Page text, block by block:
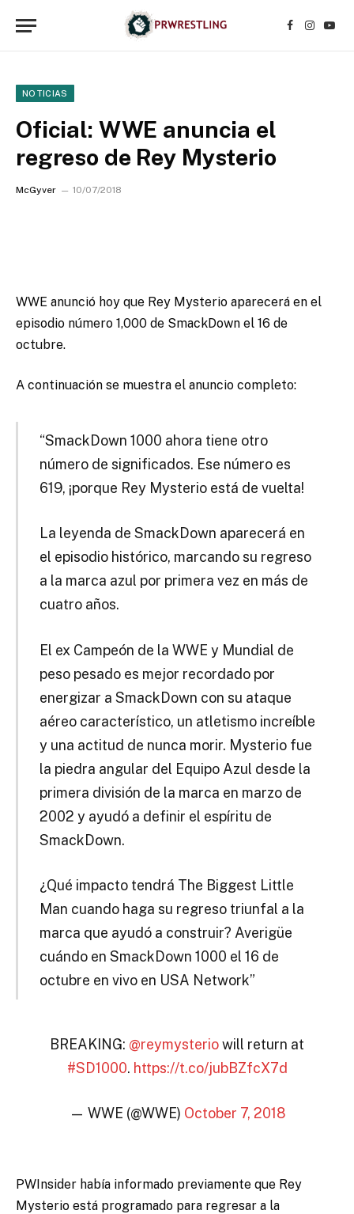
Facebook
NOTICIAS
Oficial: WWE anuncia el
regreso de Rey Mysterio
McGyver 10/07/2018
WWE anunció hoy que Rey Mysterio aparecerá en el
episodio número 1,000 de SmackDown el 16 de
octubre.
A continuación se muestra el anuncio completo:
“SmackDown 1000 ahora tiene otro
número de significados. Ese número es
619, ¡porque Rey Mysterio está de vuelta!
La leyenda de SmackDown aparecerá en
el episodio histórico, marcando su regreso
a la marca azul por primera vez en más de
cuatro años.
El ex Campeón de la WWE y Mundial de
peso pesado es mejor recordado por
energizar a SmackDown con su ataque
aéreo característico, un atletismo increíble
y una actitud de nunca morir. Mysterio fue
la piedra angular del Equipo Azul desde la
primera división de la marca en marzo de
2002 y ayudó a definir el espíritu de
SmackDown.
¿Qué impacto tendrá The Biggest Little
Man cuando haga su regreso triunfal a la
marca que ayudó a construir? Averigüe
cuándo en SmackDown 1000 el 16 de
octubre en vivo en USA Network”
BREAKING: @reymysteriowill return at
#SD1000. https://t.co/jubBZfcX7d
— WWE (@WWE) October 7, 2018
PWInsider había informado previamente que Rey
Mysterio está programado para regresar a la